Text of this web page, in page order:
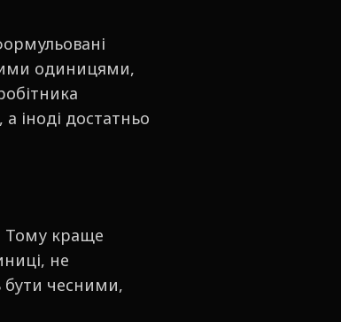
одиницями,
іноді достатньо
Тому краще
не
бути чесними,